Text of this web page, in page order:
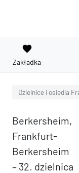
favorite
Zakładka
Dzielnice i osiedla
Berkersheim,
Frankfurt-
Berkersheim
– 32. dzielnica